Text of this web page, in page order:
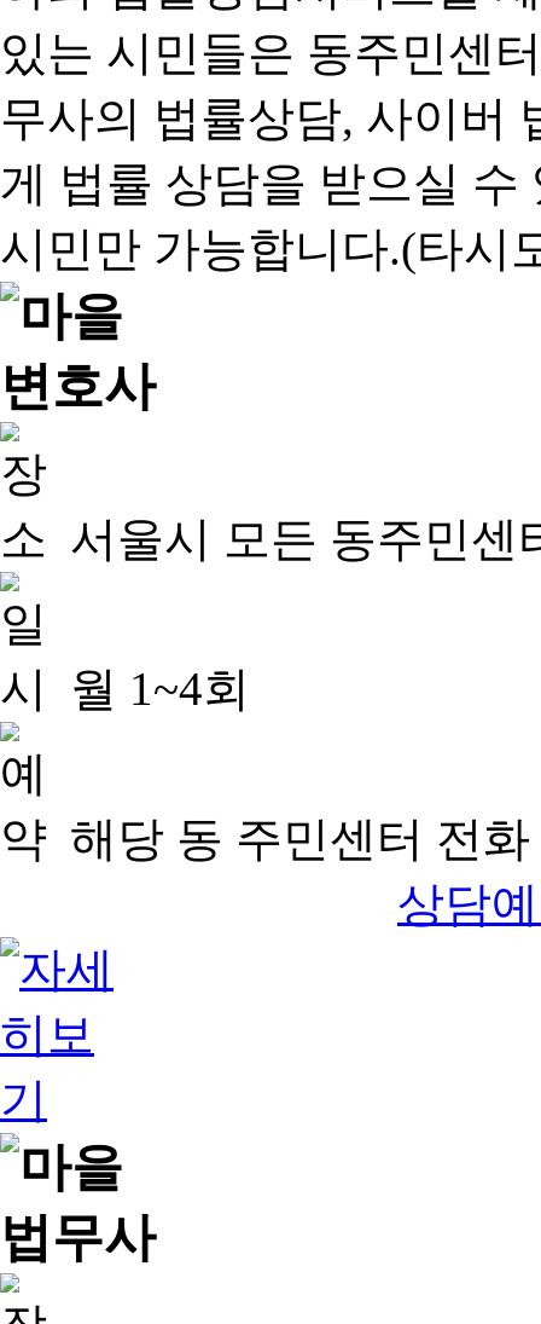
서울시 모든 동주민센
월 1~4회
해당 동 주민센터 전
상담